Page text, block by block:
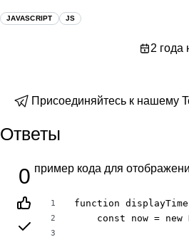
JAVASCRIPT JS
2 года
Присоединяйтесь к нашему
Ответы
0 пример кода для
1
2
3
function
const now = new